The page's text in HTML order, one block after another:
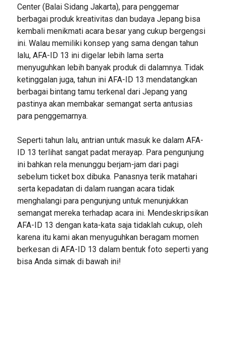
Center (Balai Sidang Jakarta), para penggemar
berbagai produk kreativitas dan budaya Jepang bisa
kembali menikmati acara besar yang cukup bergengsi
ini. Walau memiliki konsep yang sama dengan tahun
lalu, AFA-ID 13 ini digelar lebih lama serta
menyuguhkan lebih banyak produk di dalamnya. Tidak
ketinggalan juga, tahun ini AFA-ID 13 mendatangkan
berbagai bintang tamu terkenal dari Jepang yang
pastinya akan membakar semangat serta antusias
para penggemarnya.
Seperti tahun lalu, antrian untuk masuk ke dalam AFA-
ID 13 terlihat sangat padat merayap. Para pengunjung
ini bahkan rela menunggu berjam-jam dari pagi
sebelum ticket box dibuka. Panasnya terik matahari
serta kepadatan di dalam ruangan acara tidak
menghalangi para pengunjung untuk menunjukkan
semangat mereka terhadap acara ini. Mendeskripsikan
AFA-ID 13 dengan kata-kata saja tidaklah cukup, oleh
karena itu kami akan menyuguhkan beragam momen
berkesan di AFA-ID 13 dalam bentuk foto seperti yang
bisa Anda simak di bawah ini!